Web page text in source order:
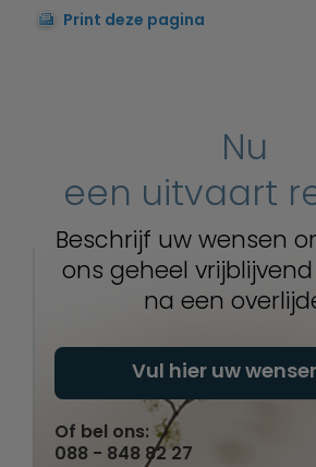
Print deze pagina
Nu
een uitvaart
Beschrijf uw wensen
ons geheel
na een
Vul hier uw
Of bel ons:
088 - 848 82 27